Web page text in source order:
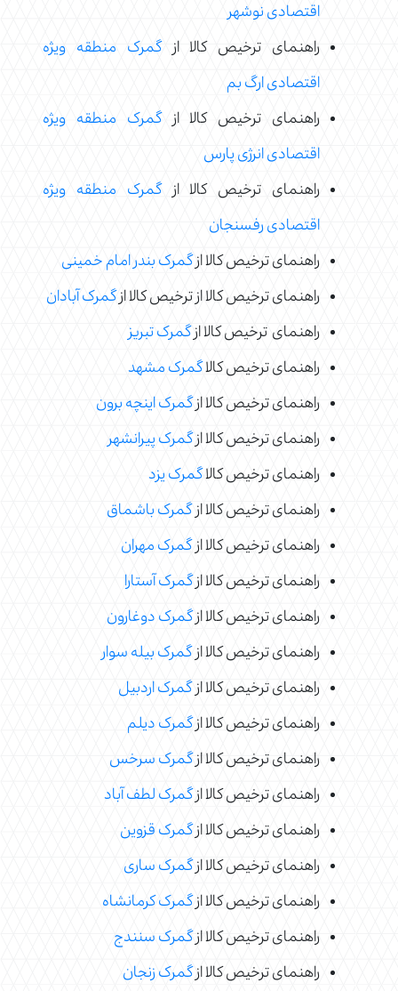
اقتصادی نوشهر
راهنمای ترخیص کالا ازگمرک منطقه ویژه
اقتصادی ارگ بم
راهنمای ترخیص کالا ازگمرک منطقه ویژه
اقتصادی انرژی پارس
راهنمای ترخیص کالا ازگمرک منطقه ویژه
اقتصادی رفسنجان
راهنمای ترخیص کالا ازگمرک بندر امام خمینی
راهنمای ترخیص کالا از ترخیص کالا ازگمرک آبادان
راهنمای ترخیص کالا ازگمرک تبریز
راهنمای ترخیص کالاگمرک مشهد
راهنمای ترخیص کالا ازگمرک اینچه برون
راهنمای ترخیص کالا ازگمرک پیرانشهر
راهنمای ترخیص کالاگمرک یزد
راهنمای ترخیص کالا ازگمرک باشماق
راهنمای ترخیص کالا ازگمرک مهران
راهنمای ترخیص کالا ازگمرک آستارا
راهنمای ترخیص کالا ازگمرک دوغارون
راهنمای ترخیص کالا ازگمرک بیله سوار
راهنمای ترخیص کالا ازگمرک اردبیل
راهنمای ترخیص کالا ازگمرک دیلم
راهنمای ترخیص کالا ازگمرک سرخس
راهنمای ترخیص کالا ازگمرک لطف آباد
راهنمای ترخیص کالا ازگمرک قزوین
راهنمای ترخیص کالا ازگمرک ساری
راهنمای ترخیص کالا ازگمرک کرمانشاه
راهنمای ترخیص کالا ازگمرک سنندج
راهنمای ترخیص کالا ازگمرک زنجان